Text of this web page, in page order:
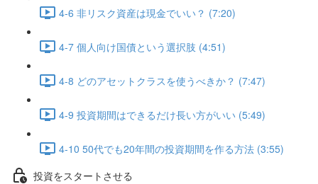
4-6 非リスク資産は現金でいい？ (7:20)
4-7 個人向け国債という選択肢 (4:51)
4-8 どのアセットクラスを使うべきか？ (7:47)
4-9 投資期間はできるだけ長い方がいい (5:49)
4-10 50代でも20年間の投資期間を作る方法 (3:55)
投資をスタートさせる